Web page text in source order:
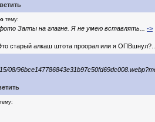
тему:
Заппы на глагне. Я не умею вставлять... ->
старый алкаш штота проорал или я
08/
тему: